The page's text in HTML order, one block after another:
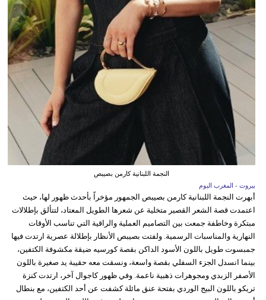
النجمة اللبنانية كارمن بصيبص
بيروت - المغرب اليوم
أبهرت النجمة اللبنانية كارمن بصيبص الجمهور مؤخراً بأحدث ظهور لها، حيث
اعتمدت قصة الشعر القصير متخلية عن شعرها الطويل المعتاد، لتتألق بإطلالات
مبتكرة وخاطفة جمعت بين التصاميم العملية والراقية التي تناسب الأوقات
النهارية والمناسبات الرسمية. ولفتت بصيبص الأنظار بإطلالة عصرية ارتدت فيها
جمبسوت طويل باللون الأسود الداكن بقصة كورسيه ضيقة مكشوفة الكتفين،
بينما انسدل الجزء السفلي بقصة واسعة، ونسقت معه حقيبة يد صغيرة باللون
الأصفر الزبدي ومجوهرات ذهبية ناعمة. وفي ظهور كاجوال آخر، ارتدت كنزة
تريكو باللون البيج الوردي بفتحة عنق مائلة كشفت عن أحد الكتفين، مع بنطال